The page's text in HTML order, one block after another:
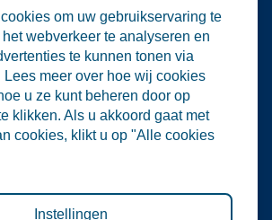
evenementen in de water- en
te verzamelen en onder de
Hoewel wij zorgvuldig omgaan
en plaatsing van evenementen, zijn
voor de organisatie of
inhoud van externe evenementen.
op deze website is informatief van
geen rechten worden ontleend aan
site, noch aan deelname aan de
aansprakelijkheid voor directe of
die voortvloeit uit het gebruik van
om uw gebruikservaring te
webverkeer te analyseren en
te kunnen tonen via
Lees meer over hoe wij cookies
u ze kunt beheren door op
klikken. Als u akkoord gaat met
cookies, klikt u op "Alle cookies
Instellingen